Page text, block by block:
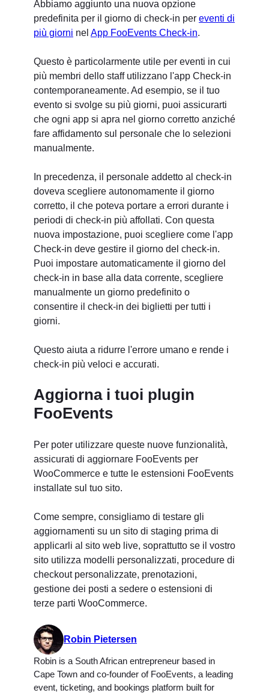
Abbiamo aggiunto una nuova opzione
predefinita per il giorno di check-in per eventi di
più giorni nel App FooEvents Check-in.
Questo è particolarmente utile per eventi in cui
più membri dello staff utilizzano l'app Check-in
contemporaneamente. Ad esempio, se il tuo
evento si svolge su più giorni, puoi assicurarti
che ogni app si apra nel giorno corretto anziché
fare affidamento sul personale che lo selezioni
manualmente.
In precedenza, il personale addetto al check-in
doveva scegliere autonomamente il giorno
corretto, il che poteva portare a errori durante i
periodi di check-in più affollati. Con questa
nuova impostazione, puoi scegliere come l'app
Check-in deve gestire il giorno del check-in.
Puoi impostare automaticamente il giorno del
check-in in base alla data corrente, scegliere
manualmente un giorno predefinito o
consentire il check-in dei biglietti per tutti i
giorni.
Questo aiuta a ridurre l'errore umano e rende i
check-in più veloci e accurati.
Aggiorna i tuoi plugin
FooEvents
Per poter utilizzare queste nuove funzionalità,
assicurati di aggiornare FooEvents per
WooCommerce e tutte le estensioni FooEvents
installate sul tuo sito.
Come sempre, consigliamo di testare gli
aggiornamenti su un sito di staging prima di
applicarli al sito web live, soprattutto se il vostro
sito utilizza modelli personalizzati, procedure di
checkout personalizzate, prenotazioni,
gestione dei posti a sedere o estensioni di
terze parti WooCommerce.
Robin Pietersen
Robin is a South African entrepreneur based in
Cape Town and co-founder of FooEvents, a leading
event, ticketing, and bookings platform built for